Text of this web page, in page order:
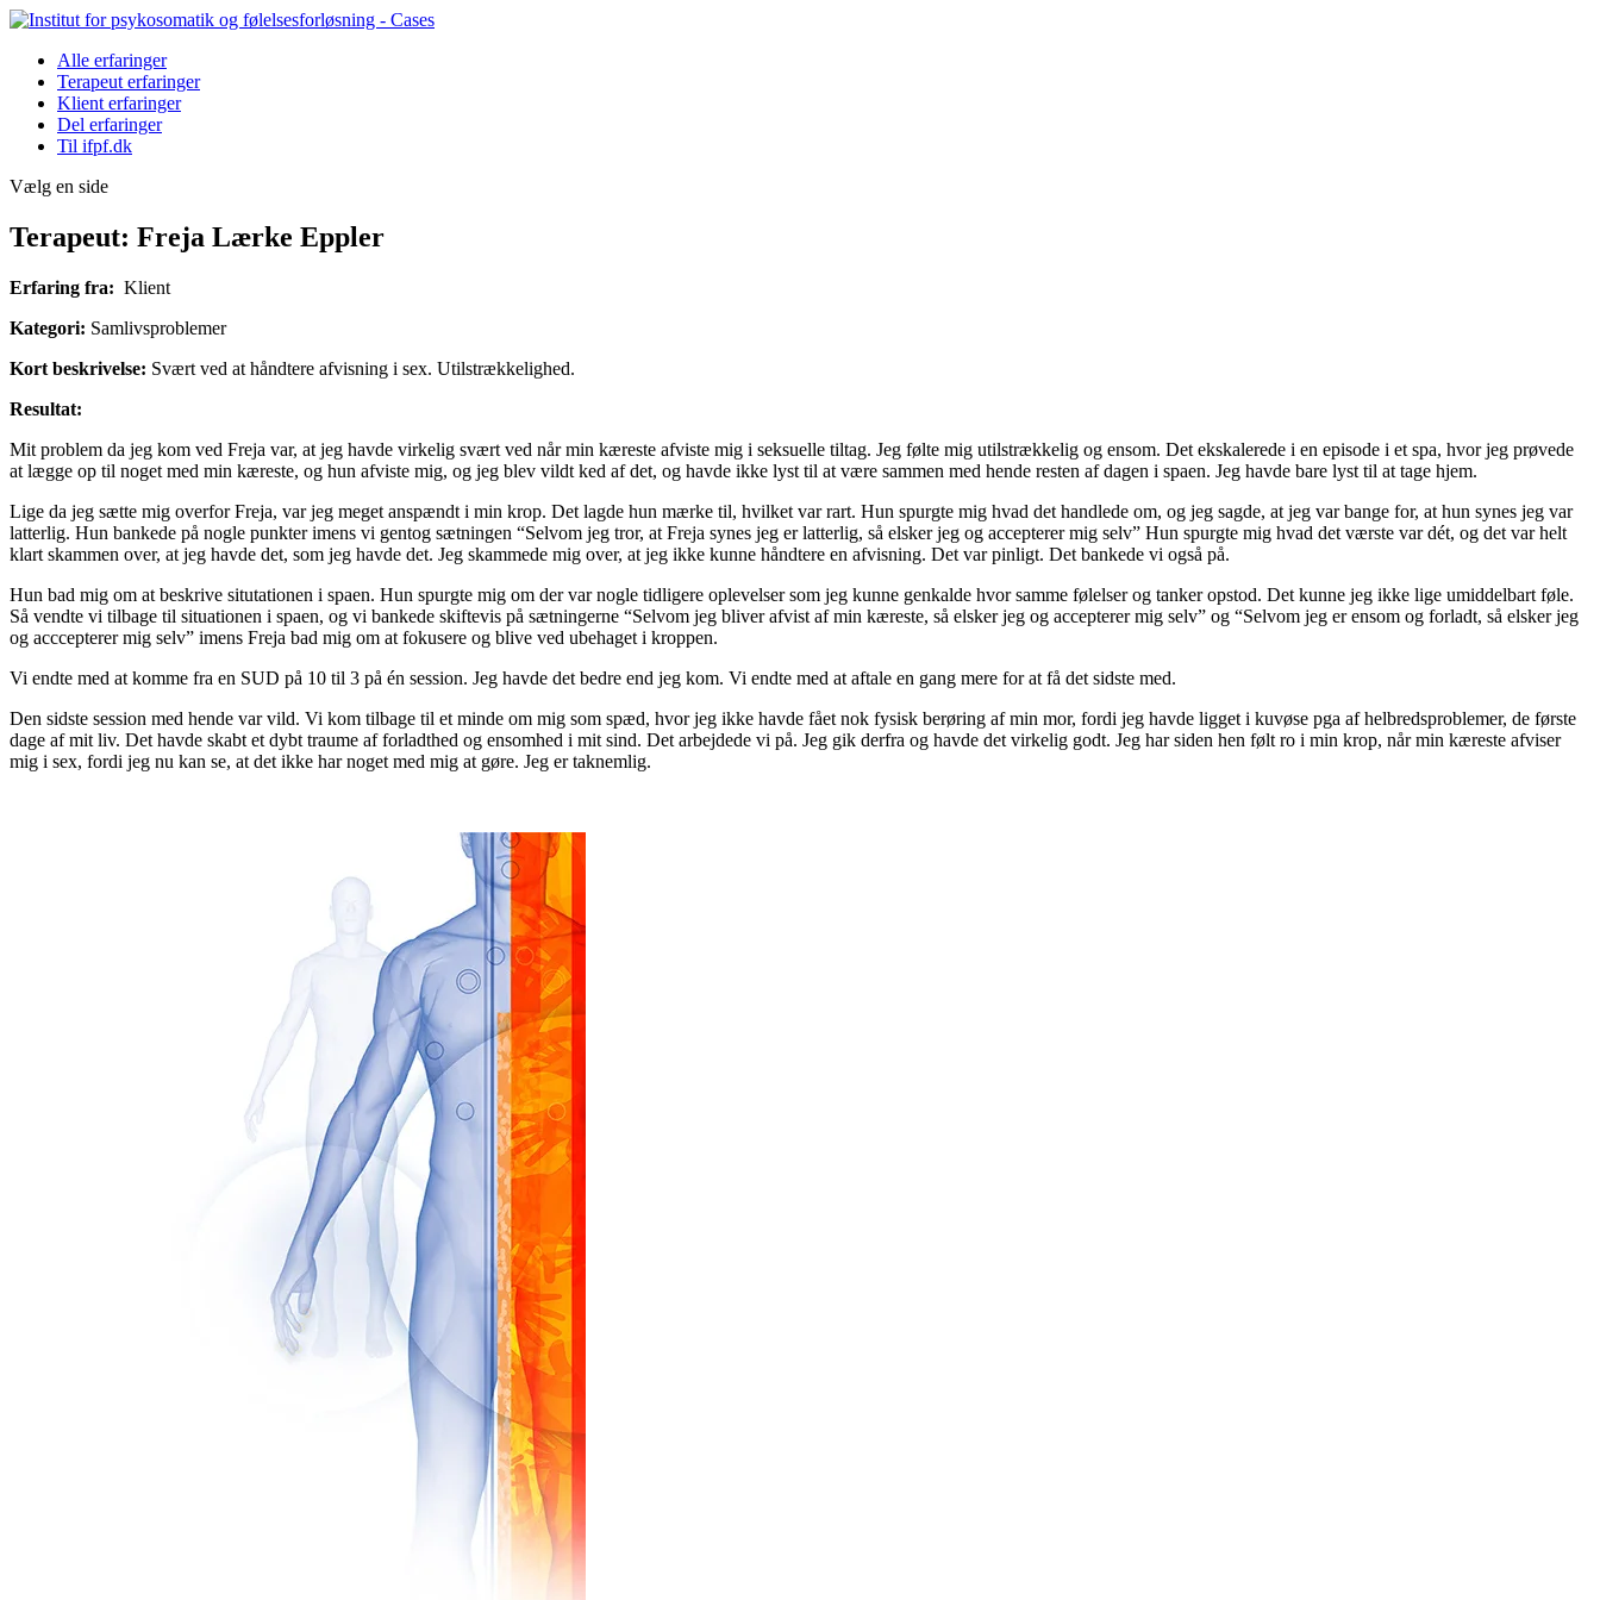
Alle erfaringer
Terapeut erfaringer
Klient erfaringer
Del erfaringer
Til ifpf.dk
Vælg en side
Terapeut: Freja Lærke Eppler
Erfaring fra: Klient
Kategori: Samlivsproblemer
Kort beskrivelse: Svært ved at håndtere afvisning i sex. Utilstrækkelighed.
Resultat:
Mit problem da jeg kom ved Freja var, at jeg havde virkelig svært ved når min kæreste afviste mig i seksuelle tiltag. Jeg følte mig utilstrækkelig og ensom. Det ekskalerede i en episode i et spa, hvor jeg prøvede
at lægge op til noget med min kæreste, og hun afviste mig, og jeg blev vildt ked af det, og havde ikke lyst til at være sammen med hende resten af dagen i spaen. Jeg havde bare lyst til at tage hjem.
Lige da jeg sætte mig overfor Freja, var jeg meget anspændt i min krop. Det lagde hun mærke til, hvilket var rart. Hun spurgte mig hvad det handlede om, og jeg sagde, at jeg var bange for, at hun synes jeg var
latterlig. Hun bankede på nogle punkter imens vi gentog sætningen “Selvom jeg tror, at Freja synes jeg er latterlig, så elsker jeg og accepterer mig selv” Hun spurgte mig hvad det værste var dét, og det var helt
klart skammen over, at jeg havde det, som jeg havde det. Jeg skammede mig over, at jeg ikke kunne håndtere en afvisning. Det var pinligt. Det bankede vi også på.
Hun bad mig om at beskrive situtationen i spaen. Hun spurgte mig om der var nogle tidligere oplevelser som jeg kunne genkalde hvor samme følelser og tanker opstod. Det kunne jeg ikke lige umiddelbart føle.
Så vendte vi tilbage til situationen i spaen, og vi bankede skiftevis på sætningerne “Selvom jeg bliver afvist af min kæreste, så elsker jeg og accepterer mig selv” og “Selvom jeg er ensom og forladt, så elsker jeg
og acccepterer mig selv” imens Freja bad mig om at fokusere og blive ved ubehaget i kroppen.
Vi endte med at komme fra en SUD på 10 til 3 på én session. Jeg havde det bedre end jeg kom. Vi endte med at aftale en gang mere for at få det sidste med.
Den sidste session med hende var vild. Vi kom tilbage til et minde om mig som spæd, hvor jeg ikke havde fået nok fysisk berøring af min mor, fordi jeg havde ligget i kuvøse pga af helbredsproblemer, de første
dage af mit liv. Det havde skabt et dybt traume af forladthed og ensomhed i mit sind. Det arbejdede vi på. Jeg gik derfra og havde det virkelig godt. Jeg har siden hen følt ro i min krop, når min kæreste afviser
mig i sex, fordi jeg nu kan se, at det ikke har noget med mig at gøre. Jeg er taknemlig.